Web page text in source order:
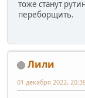
тоже станут
переборщить.
Лили
01 декабря 2022,